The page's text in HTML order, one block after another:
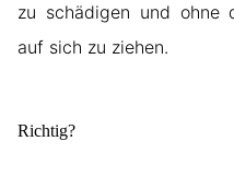
zu schädigen und ohne
auf sich zu ziehen.
Richtig?